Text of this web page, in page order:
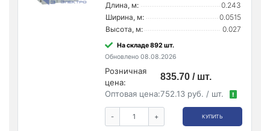
Длина, м:
0.243
Ширина, м:
0.0515
Высота, м:
0.027
На складе 892 шт.
Обновлено 08.08.2026
Розничная
цена:
835.70 / шт.
Оптовая цена:752.13 руб. / шт. !
- + КУПИТЬ